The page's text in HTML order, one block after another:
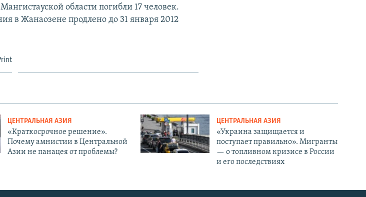
области погибли 17 человек.
в Жанаозене продлено до 31 января 2012
ЦЕНТРАЛЬНАЯ АЗИЯ
«Краткосрочное решение».
Почему амнистии в Центральной
Азии не панацея от проблемы?
ЦЕНТРАЛЬНАЯ АЗИЯ
«Украина защищается и
поступает правильно». Мигранты
— о топливном кризисе в России
и его последствиях